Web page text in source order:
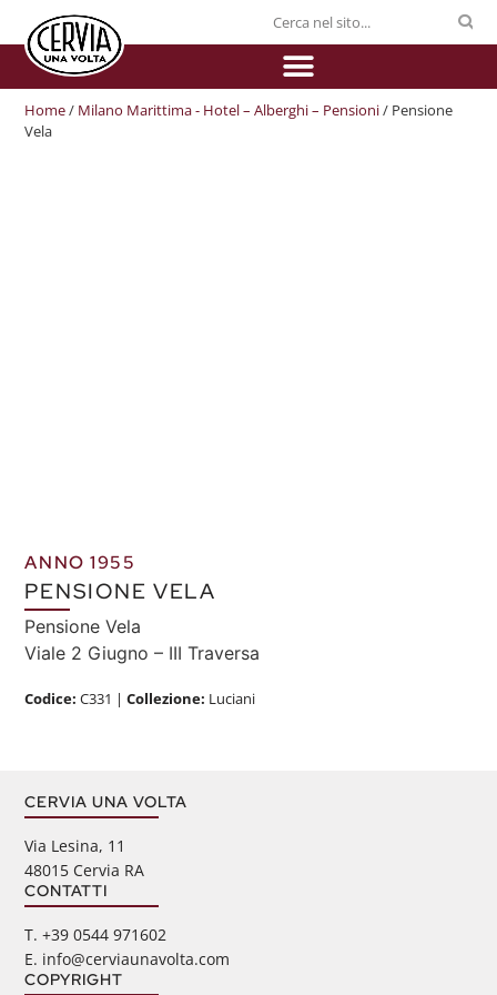
Home/ Milano Marittima - Hotel – Alberghi – Pensioni/ Pensione
Vela
ANNO 1955
PENSIONE VELA
Pensione Vela
Viale 2 Giugno – III Traversa
Codice:C331 |Collezione: Luciani
CERVIA UNA VOLTA
Via Lesina, 11
48015 Cervia RA
CONTATTI
‭T. +39 0544 971602
E. info@cerviaunavolta.com
COPYRIGHT